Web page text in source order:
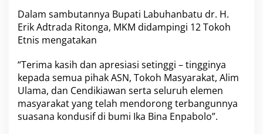
P
e
m
k
b
L
a
b
u
h
Dalam sambutannya Bupati Labuhanbatu dr. H.
Erik Adtrada Ritonga, MKM didampingi 12 Tokoh
Etnis mengatakan
“Terima kasih dan apresiasi setinggi – tingginya
kepada semua pihak ASN, Tokoh Masyarakat, Alim
Ulama, dan Cendikiawan serta seluruh elemen
masyarakat yang telah mendorong terbangunnya
suasana kondusif di bumi Ika Bina Enpabolo”.